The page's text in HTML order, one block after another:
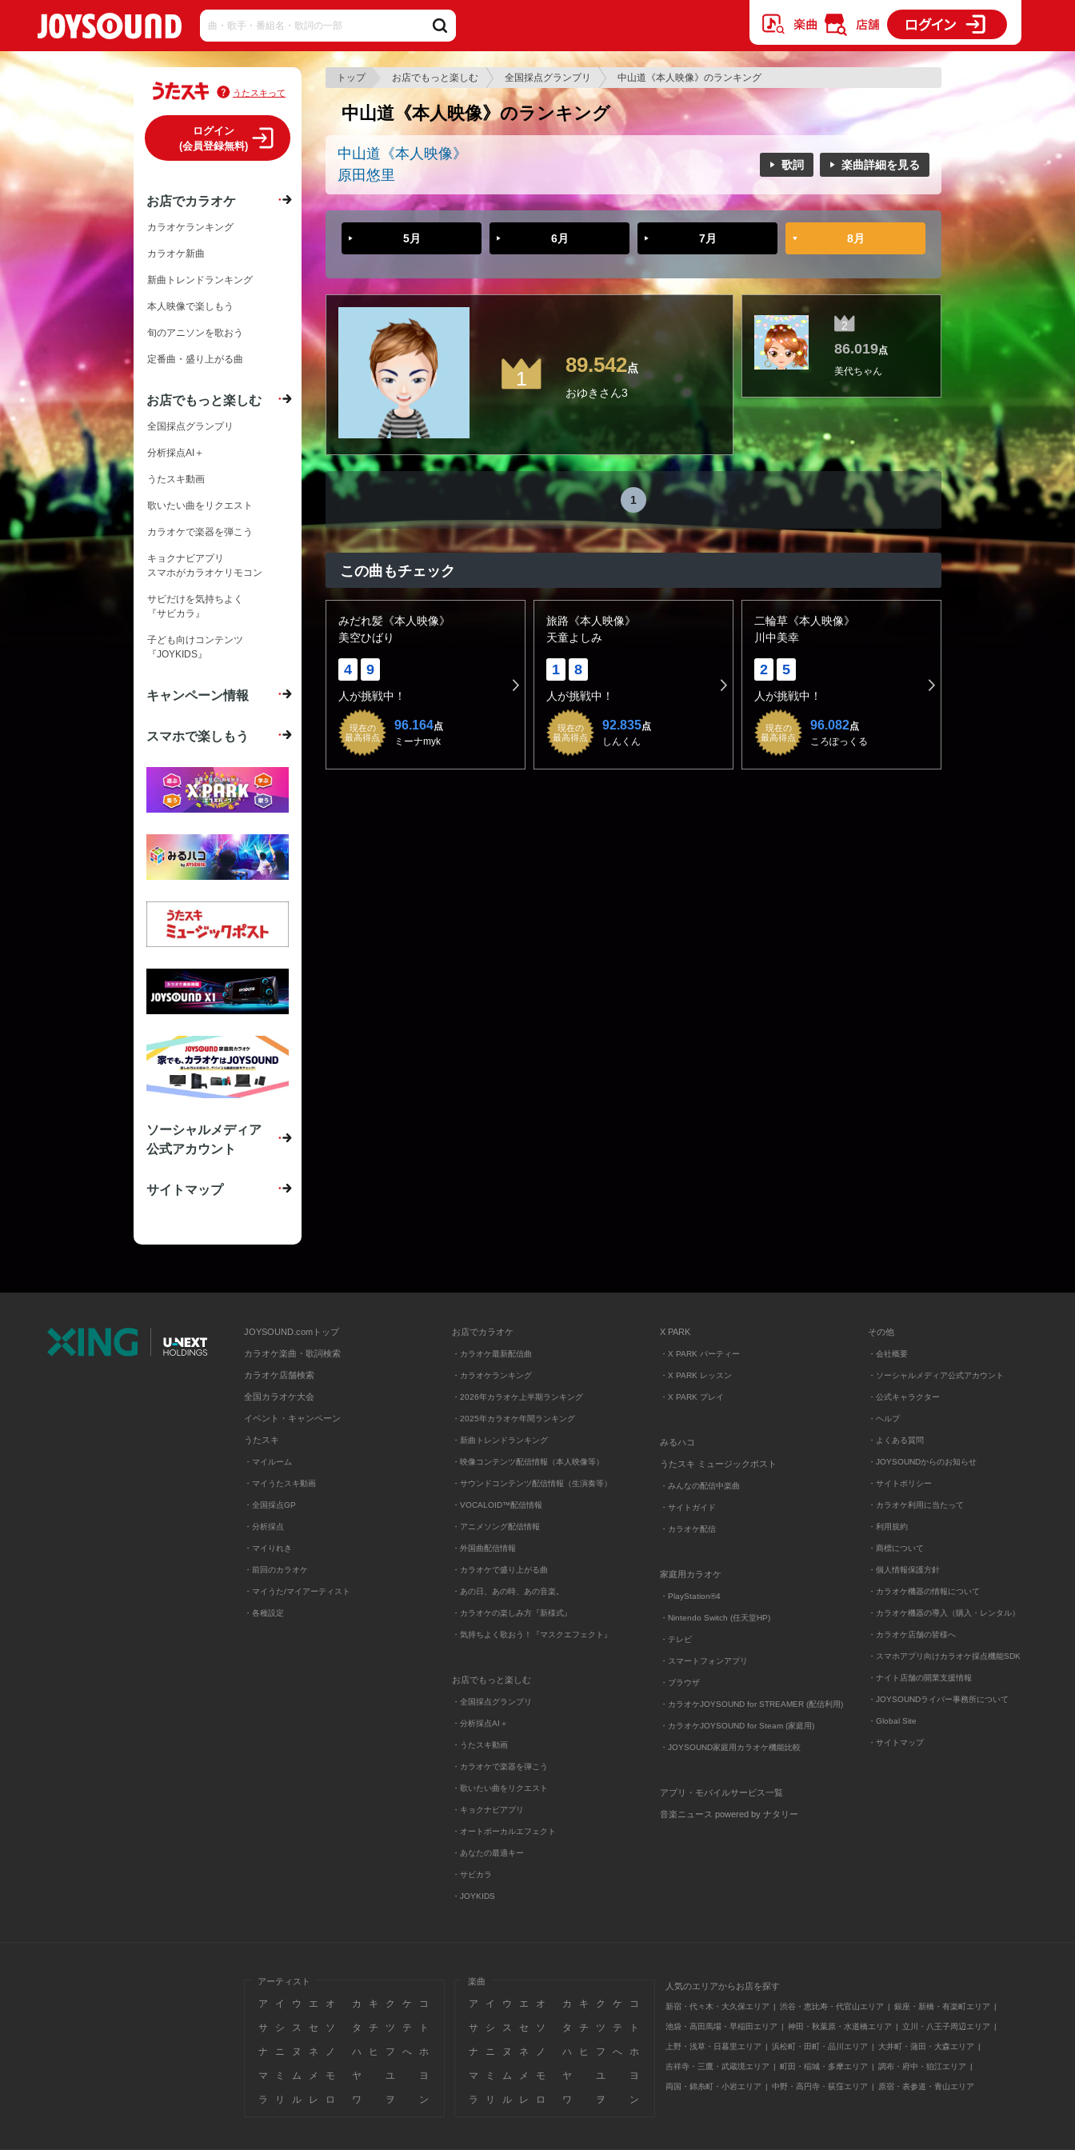
トップ お店でもっと楽しむ 全国採点グランプリ 中山道《本人映像》のランキング
中山道《本人映像》のランキング
中山道《本人映像》
原田悠里
歌詞 楽曲詳細を見る
5月 6月 7月 8月
1
89.542点
おゆきさん3
2
86.019点
美代ちゃん
1
この曲もチェック
みだれ髪《本人映像》
美空ひばり
4 9
人が挑戦中！
現在の
最高得点
96.164点
ミーナmyk
旅路《本人映像》
天童よしみ
1 8
人が挑戦中！
現在の
最高得点
92.835点
しんくん
二輪草《本人映像》
川中美幸
2 5
人が挑戦中！
現在の
最高得点
96.082点
ころぽっくる
うたスキって
ログイン
(会員登録無料)
お店でカラオケ
カラオケランキング
カラオケ新曲
新曲トレンドランキング
本人映像で楽しもう
旬のアニソンを歌おう
定番曲・盛り上がる曲
お店でもっと楽しむ
全国採点グランプリ
分析採点AI＋
うたスキ動画
歌いたい曲をリクエスト
カラオケで楽器を弾こう
キョクナビアプリ
スマホがカラオケリモコン
サビだけを気持ちよく
『サビカラ』
子ども向けコンテンツ
『JOYKIDS』
キャンペーン情報
スマホで楽しもう
ソーシャルメディア
公式アカウント
サイトマップ
JOYSOUND.comトップ
カラオケ楽曲・歌詞検索
カラオケ店舗検索
全国カラオケ大会
イベント・キャンペーン
うたスキ
・マイルーム
・マイうたスキ動画
・全国採点GP
・分析採点
・マイりれき
・前回のカラオケ
・マイうた/マイアーティスト
・各種設定
お店でカラオケ
・カラオケ最新配信曲
・カラオケランキング
・2026年カラオケ上半期ランキング
・2025年カラオケ年間ランキング
・新曲トレンドランキング
・映像コンテンツ配信情報（本人映像等）
・サウンドコンテンツ配信情報（生演奏等）
・VOCALOID™配信情報
・アニメソング配信情報
・外国曲配信情報
・カラオケで盛り上がる曲
・あの日、あの時、あの音楽。
・カラオケの楽しみ方『新様式』
・気持ちよく歌おう！『マスクエフェクト』
お店でもっと楽しむ
・全国採点グランプリ
・分析採点AI＋
・うたスキ動画
・カラオケで楽器を弾こう
・歌いたい曲をリクエスト
・キョクナビアプリ
・オートボーカルエフェクト
・あなたの最適キー
・サビカラ
・JOYKIDS
X PARK
・X PARK パーティー
・X PARK レッスン
・X PARK プレイ
みるハコ
うたスキ ミュージックポスト
・みんなの配信中楽曲
・サイトガイド
・カラオケ配信
家庭用カラオケ
・PlayStation®4
・Nintendo Switch (任天堂HP)
・テレビ
・スマートフォンアプリ
・ブラウザ
・カラオケJOYSOUND for STREAMER (配信利用)
・カラオケJOYSOUND for Steam (家庭用)
・JOYSOUND家庭用カラオケ機能比較
アプリ・モバイルサービス一覧
音楽ニュース powered by ナタリー
その他
・会社概要
・ソーシャルメディア公式アカウント
・公式キャラクター
・ヘルプ
・よくある質問
・JOYSOUNDからのお知らせ
・サイトポリシー
・カラオケ利用に当たって
・利用規約
・商標について
・個人情報保護方針
・カラオケ機器の情報について
・カラオケ機器の導入（購入・レンタル）
・カラオケ店舗の皆様へ
・スマホアプリ向けカラオケ採点機能SDK
・ナイト店舗の開業支援情報
・JOYSOUNDライバー事務所について
・Global Site
・サイトマップ
アーティスト
ア イ ウ エ オ カ キ ク ケ コ
サ シ ス セ ソ タ チ ツ テ ト
ナ ニ ヌ ネ ノ ハ ヒ フ へ ホ
マ ミ ム メ モ ヤ ユ ヨ
ラ リ ル レ ロ ワ ヲ ン
楽曲
ア イ ウ エ オ カ キ ク ケ コ
サ シ ス セ ソ タ チ ツ テ ト
ナ ニ ヌ ネ ノ ハ ヒ フ へ ホ
マ ミ ム メ モ ヤ ユ ヨ
ラ リ ル レ ロ ワ ヲ ン
人気のエリアからお店を探す
新宿・代々木・大久保エリア 渋谷・恵比寿・代官山エリア 銀座・新橋・有楽町エリア
池袋・高田馬場・早稲田エリア 神田・秋葉原・水道橋エリア 立川・八王子周辺エリア
上野・浅草・日暮里エリア 浜松町・田町・品川エリア 大井町・蒲田・大森エリア
吉祥寺・三鷹・武蔵境エリア 町田・稲城・多摩エリア 調布・府中・狛江エリア
両国・錦糸町・小岩エリア 中野・高円寺・荻窪エリア 原宿・表参道・青山エリア